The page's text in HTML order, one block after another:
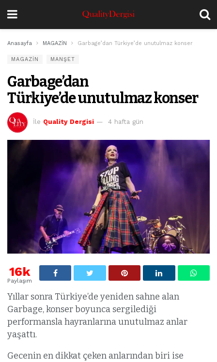
Anasayfa MAGAZİN Garbage’dan Türkiye’de unutulmaz konser
MAGAZİN MANŞET
Garbage’dan
Türkiye’de unutulmaz konser
İle Quality Dergisi 4 hafta gün
16k
Paylaşım
Yıllar sonra Türkiye’de yeniden sahne alan
Garbage, konser boyunca sergilediği
performansla hayranlarına unutulmaz anlar
yaşattı.
Gecenin en dikkat çeken anlarından biri ise